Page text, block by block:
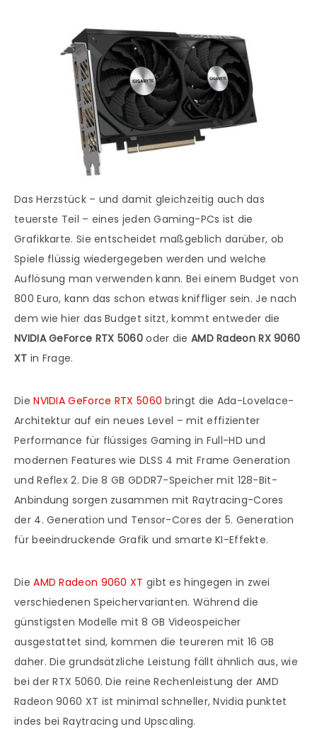
Das Herzstück – und damit gleichzeitig auch das
teuerste Teil – eines jeden Gaming-PCs ist die
Grafikkarte. Sie entscheidet maßgeblich darüber, ob
Spiele flüssig wiedergegeben werden und welche
Auflösung man verwenden kann. Bei einem Budget von
800 Euro, kann das schon etwas kniffliger sein. Je nach
dem wie hier das Budget sitzt, kommt entweder die
NVIDIA GeForce RTX 5060oder die AMD Radeon RX 9060
XT in Frage.
DieNVIDIA GeForce RTX 5060 bringt die Ada-Lovelace-
Architektur auf ein neues Level – mit effizienter
Performance für flüssiges Gaming in Full-HD und
modernen Features wie DLSS 4 mit Frame Generation
und Reflex 2. Die 8 GB GDDR7-Speicher mit 128-Bit-
Anbindung sorgen zusammen mit Raytracing-Cores
der 4. Generation und Tensor-Cores der 5. Generation
für beeindruckende Grafik und smarte KI-Effekte.
DieAMD Radeon 9060 XT gibt es hingegen in zwei
verschiedenen Speichervarianten. Während die
günstigsten Modelle mit 8 GB Videospeicher
ausgestattet sind, kommen die teureren mit 16 GB
daher. Die grundsätzliche Leistung fällt ähnlich aus, wie
bei der RTX 5060. Die reine Rechenleistung der AMD
Radeon 9060 XT ist minimal schneller, Nvidia punktet
indes bei Raytracing und Upscaling.